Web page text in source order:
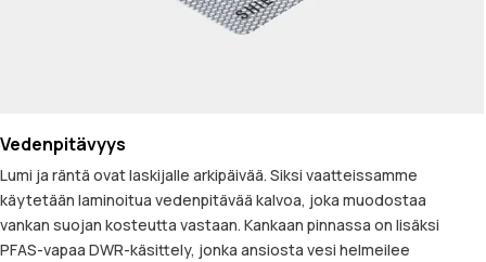
Vedenpitävyys
Lumi ja räntä ovat laskijalle arkipäivää. Siksi vaatteissamme
käytetään laminoitua vedenpitävää kalvoa, joka muodostaa
vankan suojan kosteutta vastaan. Kankaan pinnassa on lisäksi
PFAS-vapaa DWR-käsittely, jonka ansiosta vesi helmeilee